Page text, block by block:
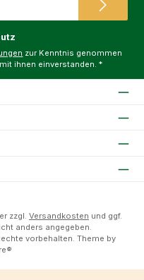
zur Kenntnis genommen
ihnen einverstanden. *
zzgl. Versandkosten und ggf.
anders angegeben.
vorbehalten. Theme by